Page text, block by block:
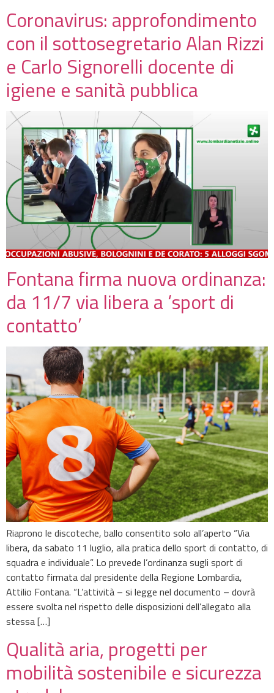
Coronavirus: approfondimento
con il sottosegretario Alan Rizzi
e Carlo Signorelli docente di
igiene e sanità pubblica
Fontana firma nuova ordinanza:
da 11/7 via libera a ‘sport di
contatto’
Riaprono le discoteche, ballo consentito solo all’aperto “Via
libera, da sabato 11 luglio, alla pratica dello sport di contatto, di
squadra e individuale”. Lo prevede l’ordinanza sugli sport di
contatto firmata dal presidente della Regione Lombardia,
Attilio Fontana. “L’attività – si legge nel documento – dovrà
essere svolta nel rispetto delle disposizioni dell’allegato alla
stessa […]
Qualità aria, progetti per
mobilità sostenibile e sicurezza